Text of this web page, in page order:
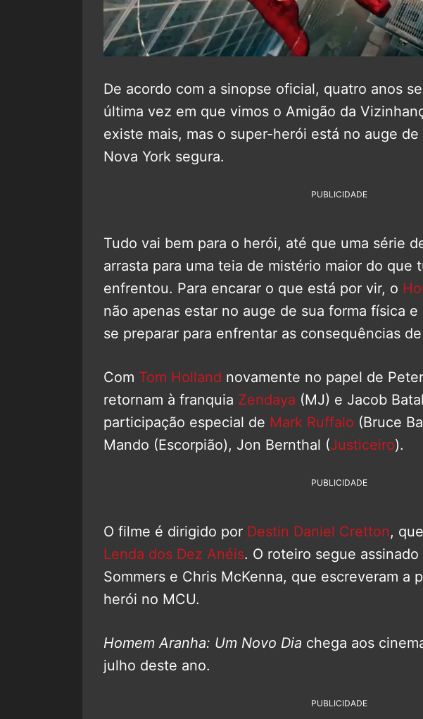
De acordo com a sinopse oficial, quatro anos
última vez em que vimos o Amigão da
existe mais, mas o super-herói está no auge
Nova York segura.
PUBLICIDADE
Tudo vai bem para o herói, até que uma série
arrasta para uma teia de mistério maior do que
enfrentou. Para encarar o que está por vir, o
não apenas estar no auge de sua forma física
se preparar para enfrentar as consequências
Com Tom Holland novamente no papel de
retornam à franquia Zendaya (MJ) e Jacob
participação especial de Mark Ruffalo (Bruce
Mando (Escorpião), Jon Bernthal (Justiceiro).
PUBLICIDADE
O filme é dirigido por Destin Daniel Cretton,
Lenda dos Dez Anéis. O roteiro segue
Sommers e Chris McKenna, que escreveram a
herói no MCU.
Homem Aranha: Um Novo Dia chega aos
julho deste ano.
PUBLICIDADE